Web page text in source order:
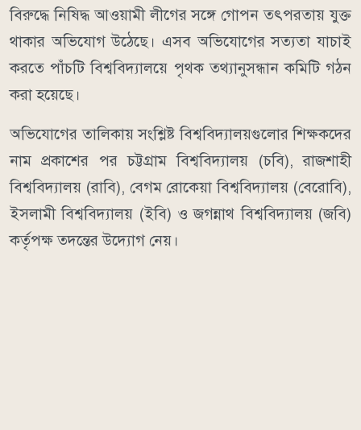
বিরুদ্ধে নিষিদ্ধ আওয়ামী লীগের সঙ্গে গোপন তৎপরতায় যুক্ত
থাকার অভিযোগ উঠেছে। এসব অভিযোগের সত্যতা যাচাই
করতে পাঁচটি বিশ্ববিদ্যালয়ে পৃথক তথ্যানুসন্ধান কমিটি গঠন
করা হয়েছে।
অভিযোগের তালিকায় সংশ্লিষ্ট বিশ্ববিদ্যালয়গুলোর শিক্ষকদের
নাম প্রকাশের পর চট্টগ্রাম বিশ্ববিদ্যালয় (চবি), রাজশাহী
বিশ্ববিদ্যালয় (রাবি), বেগম রোকেয়া বিশ্ববিদ্যালয় (বেরোবি),
ইসলামী বিশ্ববিদ্যালয় (ইবি) ও জগন্নাথ বিশ্ববিদ্যালয় (জবি)
কর্তৃপক্ষ তদন্তের উদ্যোগ নেয়।